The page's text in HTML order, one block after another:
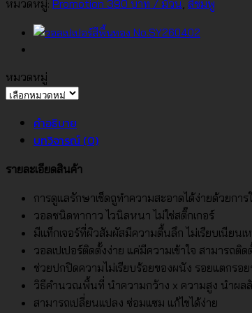
ชิ้น
หมวดหมู่: Promotion 390 บาท / ม้วน สีชมพู
หมวดหมู่
หมวด
คำอธิบาย
บทวิจารณ์ (0)
รายละเอียดสินค้า
การดูแลรักษาเช็ดถูทำความสะอาดได้ง่ายด้วยกา
วอลชนิดทากาว ไวนิลหนา ไม่ใช่สติ๊กเกอร์
มีแท็กเจอร์ที่ผิวสัมผัสมีความตื้นลึก ไม่เรียบเนียนเ
วอลเปเปอร์ติดตั้งง่าย แค่มีความเข้าใจ สามารถติด
ช่วยปกปิดความไม่เรียบร้อยของผนัง รอยแตกรอย
วิธีคำนวณพื้นที่ นำความกว้าง x ความสูง นำผลลั
สามารถเปลี่ยนแปลง ซ่อมแซม แก้ไขได้ง่าย